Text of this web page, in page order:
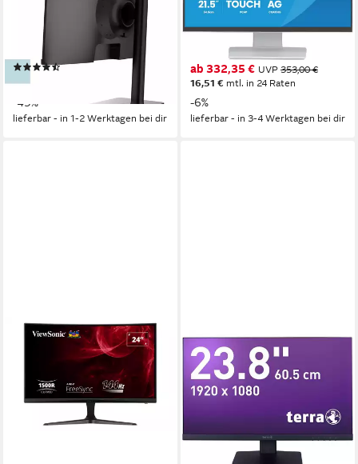
60 cm/ 24 Zoll
Diagonale
1920 x 1080 px, Full HD
Auflösung
Reaktionszeit
Produktdatenblatt
(131)
92,23 €
-45%
lieferbar - in 1-2 Werktagen bei dir
1920 x 1080 px, Full HD
Auflösung
100 Hz Bildwiederholfrequenz
Produktdatenblatt
ab 332,35 € UVP 353,00 €
16,51 € mtl. in 24 Raten
-6%
lieferbar - in 3-4 Werktagen bei dir